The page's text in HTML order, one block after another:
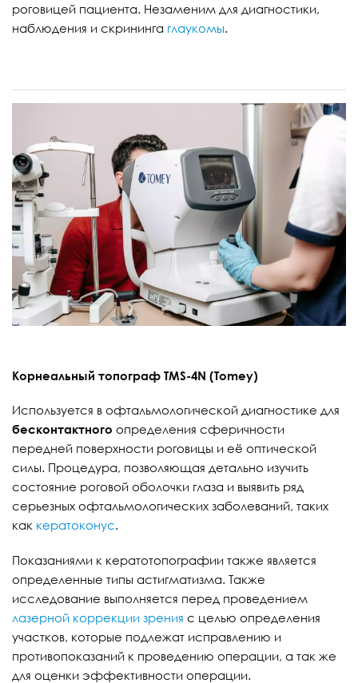
роговицей пациента. Незаменим для диагностики,
наблюдения и скрининга глаукомы.
Корнеальный топограф TMS-4N (Tomey)
Используется в офтальмологической диагностике для
бесконтактного определения сферичности
передней поверхности роговицы и её оптической
силы. Процедура, позволяющая детально изучить
состояние роговой оболочки глаза и выявить ряд
серьезных офтальмологических заболеваний, таких
как кератоконус.
Показаниями к кератотопографии также является
определенные типы астигматизма. Также
исследование выполняется перед проведением
лазерной коррекции зрения с целью определения
участков, которые подлежат исправлению и
противопоказаний к проведению операции, а так же
для оценки эффективности операции.